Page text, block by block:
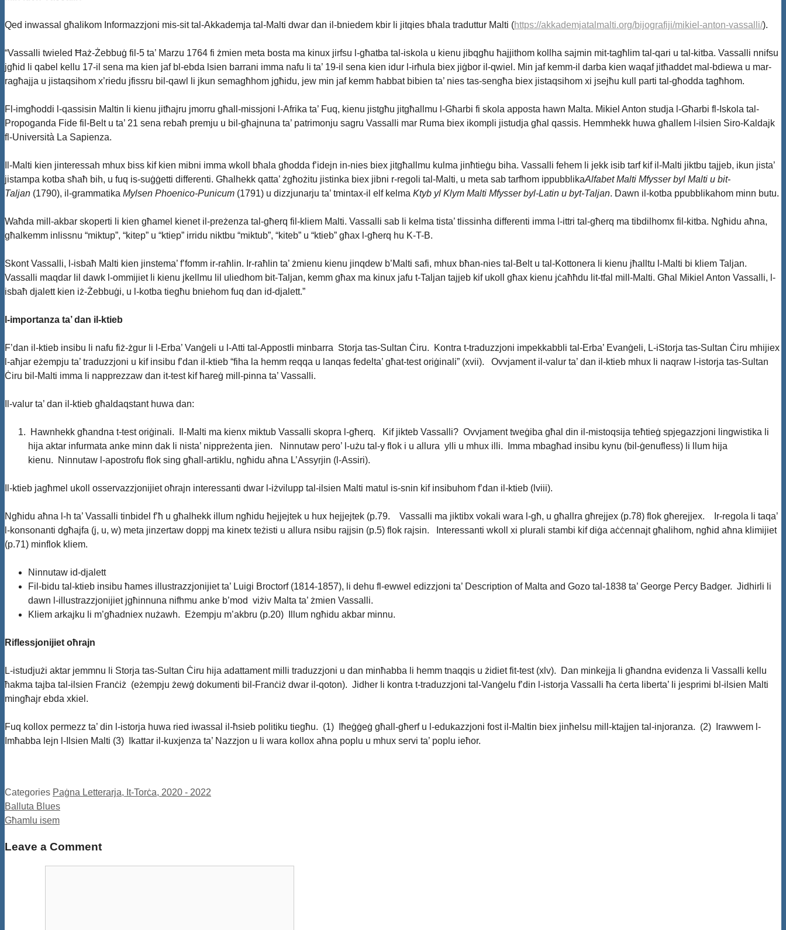
Qed inwassal għalikom Informazzjoni mis-sit tal-Akkademja tal-Malti dwar dan il-bniedem kbir li jitqies bħala traduttur Malti (https://akkademjatalmalti.org/bijografiji/mikiel-anton-vassalli/).
“Vassalli twieled Ħaż-Żebbuġ fil-5 ta’ Marzu 1764 fi żmien meta bosta ma kinux jirfsu l-għatba tal-iskola u kienu jibqgħu ħajjithom kollha sajmin mit-tagħlim tal-qari u tal-kitba. Vassalli nnifsu
jgħid li qabel kellu 17-il sena ma kien jaf bl-ebda lsien barrani imma nafu li ta’ 19-il sena kien idur l-irħula biex jiġbor il-qwiel. Min jaf kemm-il darba kien waqaf jitħaddet mal-bdiewa u mar-
ragħajja u jistaqsihom x’riedu jfissru bil-qawl li jkun semagħhom jgħidu, jew min jaf kemm ħabbat bibien ta’ nies tas-sengħa biex jistaqsihom xi jsejħu kull parti tal-għodda tagħhom.
Fl-imgħoddi l-qassisin Maltin li kienu jitħajru jmorru għall-missjoni l-Afrika ta’ Fuq, kienu jistgħu jitgħallmu l-Għarbi fi skola apposta hawn Malta. Mikiel Anton studja l-Għarbi fl-Iskola tal-
Propoganda Fide fil-Belt u ta’ 21 sena rebaħ premju u bil-għajnuna ta’ patrimonju sagru Vassalli mar Ruma biex ikompli jistudja għal qassis. Hemmhekk huwa għallem l-ilsien Siro-Kaldajk
fl-Università La Sapienza.
Il-Malti kien jinteressah mhux biss kif kien mibni imma wkoll bħala għodda f’idejn in-nies biex jitgħallmu kulma jinħtieġu biha. Vassalli fehem li jekk isib tarf kif il-Malti jiktbu tajjeb, ikun jista’
jistampa kotba sħaħ bih, u fuq is-suġġetti differenti. Għalhekk qatta’ żgħożitu jistinka biex jibni r-regoli tal-Malti, u meta sab tarfhom ippubblikaAlfabet Malti Mfysser byl Malti u bit-
Taljan (1790), il-grammatika Mylsen Phoenico-Punicum (1791) u dizzjunarju ta’ tmintax-il elf kelma Ktyb yl Klym Malti Mfysser byl-Latin u byt-Taljan. Dawn il-kotba ppubblikahom minn butu.
Waħda mill-akbar skoperti li kien għamel kienet il-preżenza tal-għerq fil-kliem Malti. Vassalli sab li kelma tista’ tlissinha differenti imma l-ittri tal-għerq ma tibdilhomx fil-kitba. Ngħidu aħna,
għalkemm inlissnu “miktup”, “kitep” u “ktiep” irridu niktbu “miktub”, “kiteb” u “ktieb” għax l-għerq hu K-T-B.
Skont Vassalli, l-isbaħ Malti kien jinstema’ f’fomm ir-raħlin. Ir-raħlin ta’ żmienu kienu jinqdew b’Malti safi, mhux bħan-nies tal-Belt u tal-Kottonera li kienu jħalltu l-Malti bi kliem Taljan.
Vassalli maqdar lil dawk l-ommijiet li kienu jkellmu lil uliedhom bit-Taljan, kemm għax ma kinux jafu t-Taljan tajjeb kif ukoll għax kienu jċaħħdu lit-tfal mill-Malti. Għal Mikiel Anton Vassalli, l-
isbaħ djalett kien iż-Żebbuġi, u l-kotba tiegħu bniehom fuq dan id-djalett.”
l-importanza ta’ dan il-ktieb
F’dan il-ktieb insibu li nafu fiż-żgur li l-Erba’ Vanġeli u l-Atti tal-Appostli minbarra Storja tas-Sultan Ċiru. Kontra t-traduzzjoni impekkabbli tal-Erba’ Evanġeli, L-iStorja tas-Sultan Ċiru mhijiex
l-aħjar eżempju ta’ traduzzjoni u kif insibu f’dan il-ktieb “fiha la hemm reqqa u lanqas fedelta’ għat-test oriġinali” (xvii). Ovvjament il-valur ta’ dan il-ktieb mhux li naqraw l-istorja tas-Sultan
Ċiru bil-Malti imma li napprezzaw dan it-test kif ħareġ mill-pinna ta’ Vassalli.
Il-valur ta’ dan il-ktieb għaldaqstant huwa dan:
Hawnhekk għandna t-test oriġinali. Il-Malti ma kienx miktub Vassalli skopra l-għerq. Kif jikteb Vassalli? Ovvjament tweġiba għal din il-mistoqsija teħtieġ spjegazzjoni lingwistika li
hija aktar infurmata anke minn dak li nista’ nippreżenta jien. Ninnutaw pero’ l-użu tal-y flok i u allura ylli u mhux illi. Imma mbagħad insibu kynu (bil-ġenufless) li llum hija
kienu. Ninnutaw l-apostrofu flok sing għall-artiklu, ngħidu aħna L’Assyrjin (l-Assiri).
Il-ktieb jagħmel ukoll osservazzjonijiet oħrajn interessanti dwar l-iżvilupp tal-ilsien Malti matul is-snin kif insibuhom f’dan il-ktieb (lviii).
Ngħidu aħna l-h ta’ Vassalli tinbidel f’ħ u għalhekk illum ngħidu ħejjejtek u hux hejjejtek (p.79. Vassalli ma jiktibx vokali wara l-għ, u għallra għrejjex (p.78) flok għerejjex. Ir-regola li taqa’
l-konsonanti dgħajfa (j, u, w) meta jinzertaw doppj ma kinetx teżisti u allura nsibu rajjsin (p.5) flok rajsin. Interessanti wkoll xi plurali stambi kif diġa aċċennajt għalihom, ngħid aħna klimijiet
(p.71) minflok kliem.
Ninnutaw id-djalett
Fil-bidu tal-ktieb insibu ħames illustrazzjonijiet ta’ Luigi Broctorf (1814-1857), li dehu fl-ewwel edizzjoni ta’ Description of Malta and Gozo tal-1838 ta’ George Percy Badger. Jidhirli li
dawn l-illustrazzjonijiet jgħinnuna nifhmu anke b’mod viżiv Malta ta’ żmien Vassalli.
Kliem arkajku li m’għadniex nużawh. Eżempju m’akbru (p.20) Illum ngħidu akbar minnu.
Riflessjonijiet oħrajn
L-istudjużi aktar jemmnu li Storja tas-Sultan Ċiru hija adattament milli traduzzjoni u dan minħabba li hemm tnaqqis u żidiet fit-test (xlv). Dan minkejja li għandna evidenza li Vassalli kellu
ħakma tajba tal-ilsien Franċiż (eżempju żewġ dokumenti bil-Franċiż dwar il-qoton). Jidher li kontra t-traduzzjoni tal-Vanġelu f’din l-istorja Vassalli ħa ċerta liberta’ li jesprimi bl-ilsien Malti
mingħajr ebda xkiel.
Fuq kollox permezz ta’ din l-istorja huwa ried iwassal il-ħsieb politiku tiegħu. (1) Iħeġġeġ għall-għerf u l-edukazzjoni fost il-Maltin biex jinħelsu mill-ktajjen tal-injoranza. (2) Irawwem l-
Imħabba lejn l-Ilsien Malti (3) Ikattar il-kuxjenza ta’ Nazzjon u li wara kollox aħna poplu u mhux servi ta’ poplu ieħor.
Categories Paġna Letterarja, It-Torċa, 2020 - 2022
Balluta Blues
Għamlu isem
Leave a Comment